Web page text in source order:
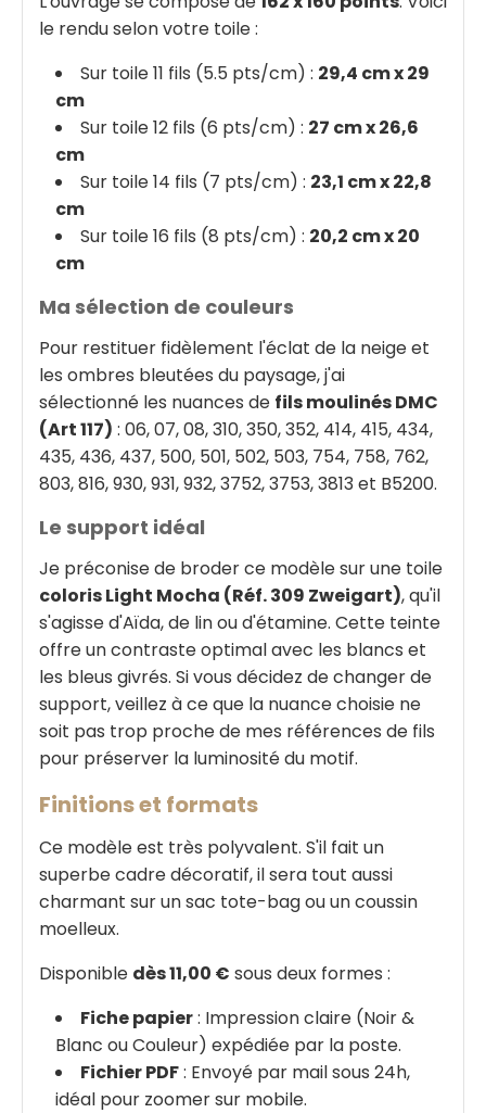
le rendu selon votre toile :
Sur toile 11 fils (5.5 pts/cm) : 29,4 cm x 29
cm
Sur toile 12 fils (6 pts/cm) : 27 cm x 26,6
cm
Sur toile 14 fils (7 pts/cm) : 23,1 cm x 22,8
cm
Sur toile 16 fils (8 pts/cm) : 20,2 cm x 20
cm
Ma sélection de couleurs
Pour restituer fidèlement l'éclat de la neige et
les ombres bleutées du paysage, j'ai
sélectionné les nuances de fils moulinés DMC
(Art 117) : 06, 07, 08, 310, 350, 352, 414, 415, 434,
435, 436, 437, 500, 501, 502, 503, 754, 758, 762,
803, 816, 930, 931, 932, 3752, 3753, 3813 et B5200.
Le support idéal
Je préconise de broder ce modèle sur une toile
coloris Light Mocha (Réf. 309 Zweigart), qu'il
s'agisse d'Aïda, de lin ou d'étamine. Cette teinte
offre un contraste optimal avec les blancs et
les bleus givrés. Si vous décidez de changer de
support, veillez à ce que la nuance choisie ne
soit pas trop proche de mes références de fils
pour préserver la luminosité du motif.
Finitions et formats
Ce modèle est très polyvalent. S'il fait un
superbe cadre décoratif, il sera tout aussi
charmant sur un sac tote-bag ou un coussin
moelleux.
Disponible dès 11,00 € sous deux formes :
Fiche papier: Impression claire (Noir &
Blanc ou Couleur) expédiée par la poste.
Fichier PDF: Envoyé par mail sous 24h,
idéal pour zoomer sur mobile.